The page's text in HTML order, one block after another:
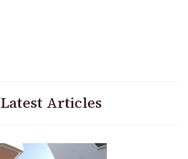
Latest Articles